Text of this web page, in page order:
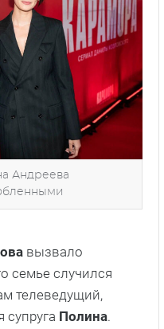
Андреева
вызвало
семье случился
телеведущий,
супруга Полина.